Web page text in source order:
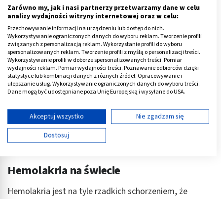
Reklama
Hemolakria na świecie
Hemolakria jest na tyle rzadkich schorzeniem, że
Zarówno my, jak i nasi partnerzy przetwarzamy dane w celu
analizy wydajności witryny internetowej oraz w celu:
Przechowywanie informacji na urządzeniu lub dostęp do nich.
Wykorzystywanie ograniczonych danych do wyboru reklam. Tworzenie profili
związanych z personalizacją reklam. Wykorzystanie profili do wyboru
spersonalizowanych reklam. Tworzenie profili z myślą o personalizacji treści.
Wykorzystywanie profili w doborze spersonalizowanych treści. Pomiar
wydajności reklam. Pomiar wydajności treści. Poznawanie odbiorców dzięki
statystyce lub kombinacji danych z różnych źródeł. Opracowywanie i
ulepszanie usług. Wykorzystywanie ograniczonych danych do wyboru treści.
Dane mogą być udostępniane poza Unię Europejską i wysyłane do USA.
Wyświetl listę partnerów (11 dostawców IAB)
Używamy Twoich danych w następujących celach:
Cele przetwarzania IAB:
dostęp do nich
wyboru reklam
Akceptuj wszystko
Nie zgadzam się
Dostosuj